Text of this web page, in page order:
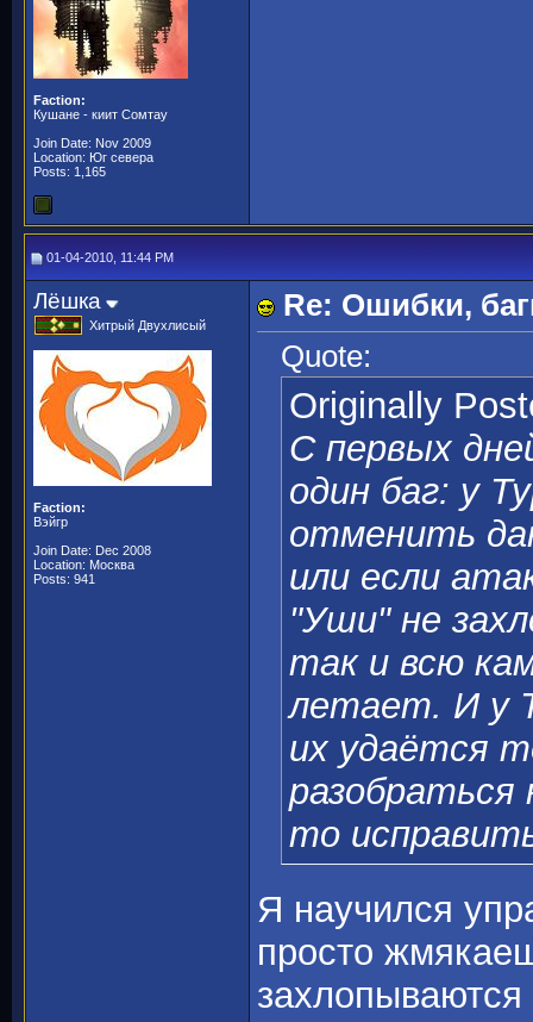
Faction:
Кушане - киит Сомтау
Join Date: Nov 2009
Location: Юг севера
Posts: 1,165
01-04-2010, 11:44 PM
Лёшка
Хитрый Двухлисый
Faction:
Вэйгр
Join Date: Dec 2008
Location: Москва
Posts: 941
Re: Ошибки,
Quote:
Originally
С первых
один баг: у
отменить
или если
"Уши" не
так и всю
летает. И у
их удаётся
то
Я научился
просто